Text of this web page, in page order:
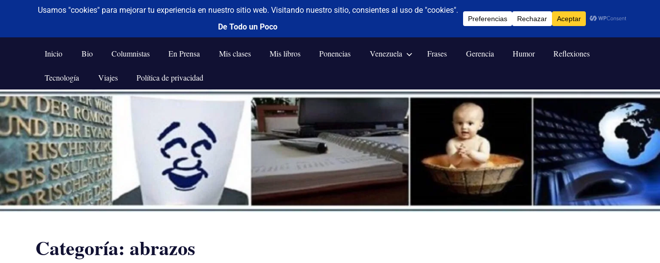
Saltar
al
contenido
De todo un poco
Frases,
Humor,
Tecnología
y
Viajes
Inicio Bio Columnistas En Prensa Mis clases Mis libros Ponencias Venezuela Frases Gerencia Humor Reflexiones
Tecnología Viajes Política de privacidad
Categoría: abrazos